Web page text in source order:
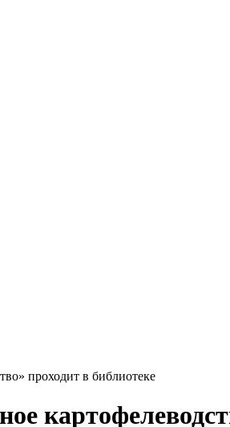
проходит в библиотеке